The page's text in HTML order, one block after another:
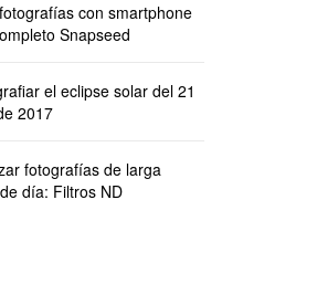
con smartphone
Snapseed
el eclipse solar del 21
2017
fotografías de larga
día: Filtros ND